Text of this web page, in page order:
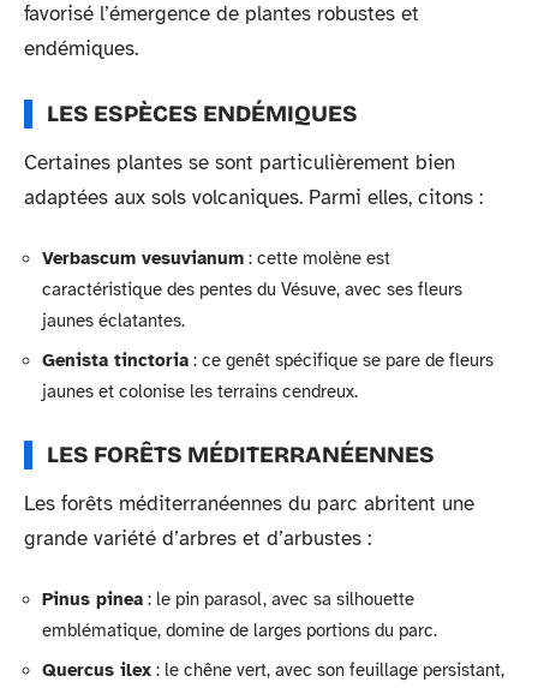
favorisé l’émergence de plantes robustes et
endémiques.
LES ESPÈCES ENDÉMIQUES
Certaines plantes se sont particulièrement bien
adaptées aux sols volcaniques. Parmi elles, citons :
Verbascum vesuvianum : cette molène est
caractéristique des pentes du Vésuve, avec ses fleurs
jaunes éclatantes.
Genista tinctoria : ce genêt spécifique se pare de fleurs
jaunes et colonise les terrains cendreux.
LES FORÊTS MÉDITERRANÉENNES
Les forêts méditerranéennes du parc abritent une
grande variété d’arbres et d’arbustes :
Pinus pinea : le pin parasol, avec sa silhouette
emblématique, domine de larges portions du parc.
Quercus ilex : le chêne vert, avec son feuillage persistant,